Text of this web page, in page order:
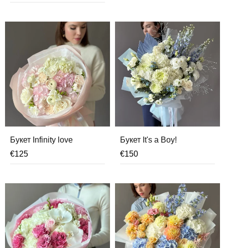
Букет Infinity love
€125
Букет It's a Boy!
€150